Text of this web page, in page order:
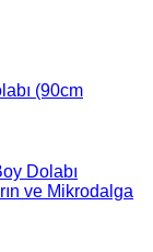
(90cm